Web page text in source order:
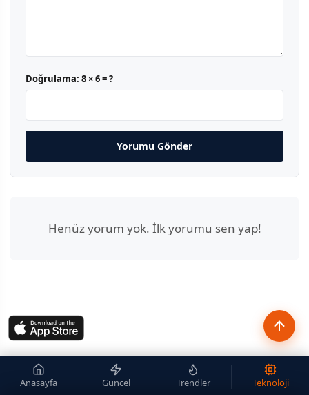
Doğrulama: 8 × 6 = ?
Yorumu Gönder
Henüz yorum yok. İlk yorumu sen yap!
Anasayfa Güncel Trendler Teknoloji